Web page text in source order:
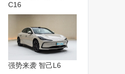
C16
强势来袭 智己L6